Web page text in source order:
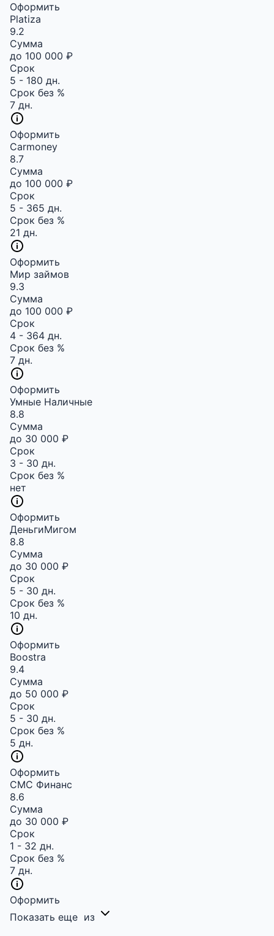
Оформить
Platiza
9.2
Сумма
до 100 000 ₽
Срок
5 - 180 дн.
Срок без %
7 дн.
Оформить
Carmoney
8.7
Сумма
до 100 000 ₽
Срок
5 - 365 дн.
Срок без %
21 дн.
Оформить
Мир займов
9.3
Сумма
до 100 000 ₽
Срок
4 - 364 дн.
Срок без %
7 дн.
Оформить
Умные Наличные
8.8
Сумма
до 30 000 ₽
Срок
3 - 30 дн.
Срок без %
нет
Оформить
ДеньгиМигом
8.8
Сумма
до 30 000 ₽
Срок
5 - 30 дн.
Срок без %
10 дн.
Оформить
Boostra
9.4
Сумма
до 50 000 ₽
Срок
5 - 30 дн.
Срок без %
5 дн.
Оформить
СМС Финанс
8.6
Сумма
до 30 000 ₽
Срок
1 - 32 дн.
Срок без %
7 дн.
Оформить
Показать еще из